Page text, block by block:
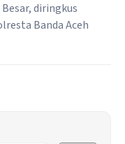
diringkus
Banda Aceh